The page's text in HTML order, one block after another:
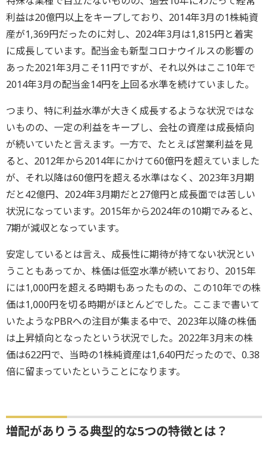
利益は20億円以上をキープしており、2014年3月の1株純資
産が1,369円だったのに対し、2024年3月は1,815円と着実
に成長しています。配当金も新型コロナウイルスの影響の
あった2021年3月こそ11円ですが、それ以外はここ10年で
2014年3月の配当金14円を上回る水準を続けていました。
つまり、特に利益水準が大きく成長するような状況ではな
いものの、一定の利益をキープし、会社の資産は成長傾向
が続いていたと言えます。一方で、たとえば営業利益を見
ると、2012年から2014年にかけて60億円を超えていました
が、それ以降は60億円を超える水準はなく、2023年3月期
だと42億円、2024年3月期だと27億円と成長面では苦しい
状況になっています。2015年から2024年の10期でみると、
7期が減収となっています。
安定しているとは言え、成長性に期待が持てない状況とい
うこともあってか、株価は低空水準が続いており、2015年
には1,000円を超える時期もあったものの、この10年での株
価は1,000円を切る時期がほとんどでした。ここまで書いて
いたようなPBRへの注目が集まる中で、2023年以降の株価
は上昇傾向となったという状況でした。2022年3月末の株
価は622円で、当時の1株純資産は1,640円だったので、0.38
倍に留まっていたということになります。
増配がありうる典型的な5つの特徴とは？